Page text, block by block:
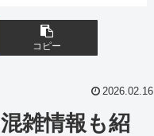
コピー
2026.02.16
雑情報も紹